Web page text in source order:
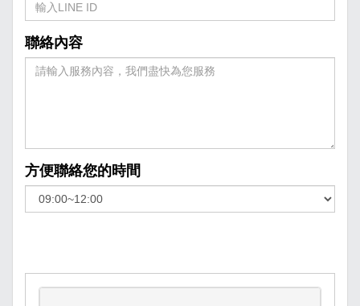
聯絡內容
方便聯絡您的時間